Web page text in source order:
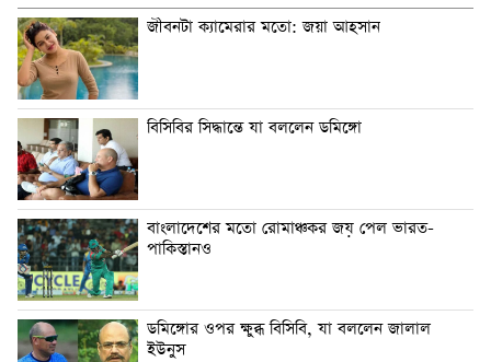
জীবনটা ক্যামেরার মতো: জয়া আহসান
বিসিবির সিদ্ধান্তে যা বললেন ডমিঙ্গো
বাংলাদেশের মতো রোমাঞ্চকর জয় পেল ভারত-
পাকিস্তানও
ডমিঙ্গোর ওপর ক্ষুব্ধ বিসিবি, যা বললেন জালাল
ইউনুস